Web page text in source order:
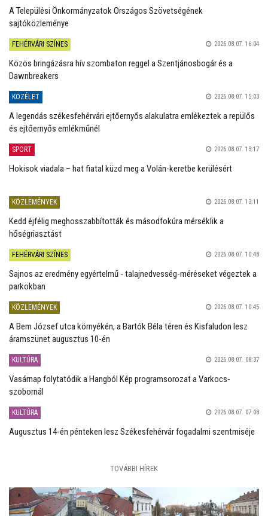
A Települési Önkormányzatok Országos Szövetségének
sajtóközleménye
FEHÉRVÁRI SZÍNES 2026.08.07. 16:04
Közös bringázásra hív szombaton reggel a Szentjánosbogár és a
Dawnbreakers
KÖZÉLET 2026.08.07. 15:03
A legendás székesfehérvári ejtőernyős alakulatra emlékeztek a repülős
és ejtőernyős emlékműnél
SPORT 2026.08.07. 13:17
Hokisok viadala – hat fiatal küzd meg a Volán-keretbe kerülésért
KÖZLEMÉNYEK 2026.08.07. 13:11
Kedd éjfélig meghosszabbították és másodfokúra mérséklik a
hőségriasztást
FEHÉRVÁRI SZÍNES 2026.08.07. 10:48
Sajnos az eredmény egyértelmű - talajnedvesség-méréseket végeztek a
parkokban
KÖZLEMÉNYEK 2026.08.07. 10:45
A Bem József utca környékén, a Bartók Béla téren és Kisfaludon lesz
áramszünet augusztus 10-én
KULTÚRA 2026.08.07. 08:37
Vasárnap folytatódik a Hangból Kép programsorozat a Varkocs-
szobornál
KULTÚRA 2026.08.07. 07:08
Augusztus 14-én pénteken lesz Székesfehérvár fogadalmi szentmiséje
TOVÁBBI HÍREK